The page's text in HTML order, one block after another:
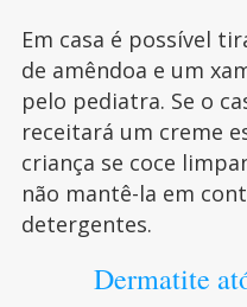
Em casa é possível
de amêndoa e um
pelo pediatra. Se o
receitará um creme
criança se coce
não mantê-la em
detergentes.
Dermatite